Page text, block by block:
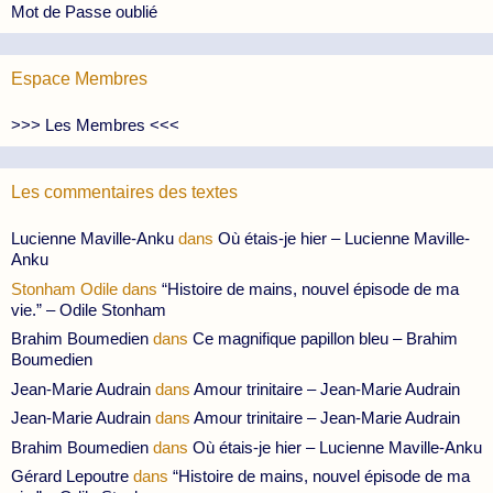
Mot de Passe oublié
Espace Membres
>>> Les Membres <<<
Les commentaires des textes
Lucienne Maville-Anku dans Où étais-je hier – Lucienne Maville-
Anku
Stonham Odile dans “Histoire de mains, nouvel épisode de ma
vie.” – Odile Stonham
Brahim Boumedien dans Ce magnifique papillon bleu – Brahim
Boumedien
Jean-Marie Audrain dans Amour trinitaire – Jean-Marie Audrain
Jean-Marie Audrain dans Amour trinitaire – Jean-Marie Audrain
Brahim Boumedien dans Où étais-je hier – Lucienne Maville-Anku
Gérard Lepoutre dans “Histoire de mains, nouvel épisode de ma